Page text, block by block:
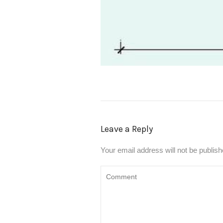
Leave a Reply
Your email address will not be